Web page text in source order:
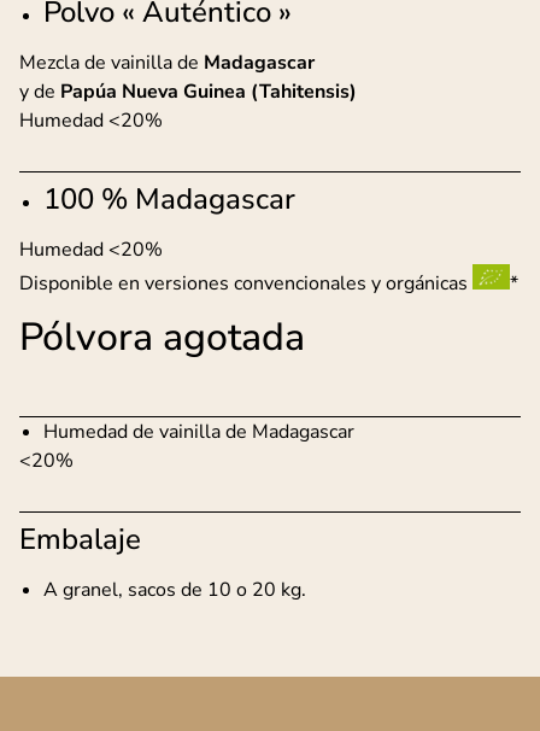
Polvo « Auténtico »
Mezcla de vainilla de Madagascar
y de Papúa Nueva Guinea (Tahitensis)
Humedad <20%
100 % Madagascar
Humedad <20%
Disponible en versiones convencionales y orgánicas
*
Pólvora agotada
Humedad de vainilla de Madagascar
<20%
Embalaje
A granel, sacos de 10 o 20 kg.